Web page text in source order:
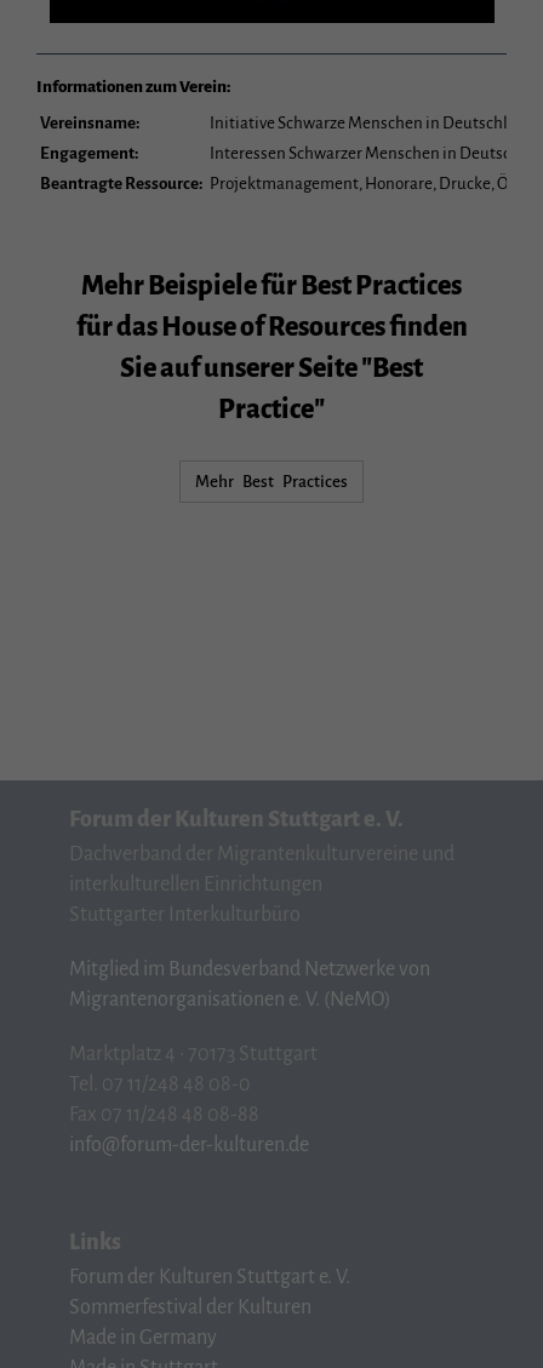
Informationen zum Verein:
Vereinsname:
Initiative Schwarze Menschen in Deutschland
Engagement:
Interessen Schwarzer Menschen in
Beantragte Ressource: Projektmanagement, Honorare, Drucke,
Mehr Beispiele für Best Practices
für das House of Resources finden
Sie auf unserer Seite "Best
Practice"
Mehr Best Practices
Forum der Kulturen Stuttgart e. V.
Dachverband der Migrantenkulturvereine und
interkulturellen Einrichtungen
Stuttgarter Interkulturbüro
Mitglied im Bundesverband Netzwerke von
Migrantenorganisationen e. V. (NeMO)
Marktplatz 4 · 70173 Stuttgart
Tel. 07 11/248 48 08-0
Fax 07 11/248 48 08-88
info@forum-der-kulturen.de
Links
Forum der Kulturen Stuttgart e. V.
Sommerfestival der Kulturen
Made in Germany